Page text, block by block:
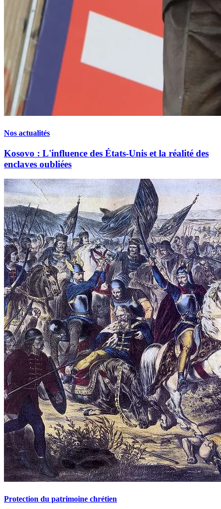
Nos actualités
Kosovo : L'influence des États-Unis et la réalité des
enclaves oubliées
Protection du patrimoine chrétien